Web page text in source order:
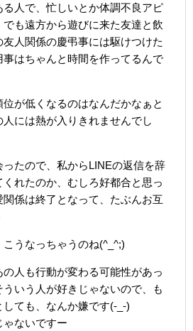
人で、忙しいとか体調不良アピ
も遠方から遊びに来た友達と飲
人関係の慶弔事には駆けつけた
事はちゃんと時間を作ってるんで
が低くなるのはなんだかなぁと
には熱が入りきれませんでし
たので、私からLINEの返信を辞
れたのか、むしろ好都合と思っ
係は終了となって、たぶんお互
うなっちゃうのね(^_^;)
人も行動が変わる可能性があっ
いう人が好きじゃないので、も
ても、なんか嫌です(-_-)
ないですー